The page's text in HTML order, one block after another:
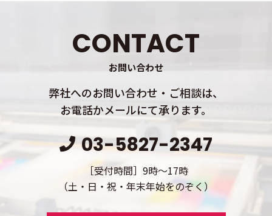
CONTACT
お問い合わせ
弊社へのお問い合わせ・ご相談は、
お電話かメールにて承ります。
03-5827-2347
［受付時間］9時～17時
（土・日・祝・年末年始をのぞく）